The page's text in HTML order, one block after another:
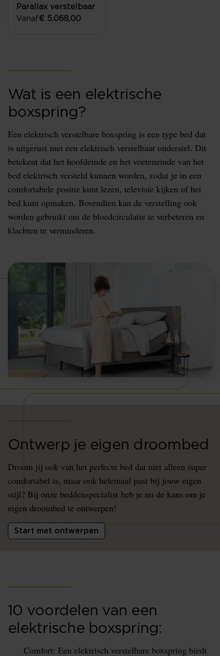
Parallax verstelbaar
Vanaf€ 5.068,00
Wat is een elektrische
boxspring?
Een elektrisch verstelbare boxspring is een type bed dat
is uitgerust met een elektrisch verstelbaar onderstel. Dit
betekent dat het hoofdeinde en het voeteneinde van het
bed elektrisch versteld kunnen worden, zodat je in een
comfortabele positie kunt lezen, televisie kijken of het
bed kunt opmaken. Bovendien kan de verstelling ook
worden gebruikt om de bloedcirculatie te verbeteren en
klachten te verminderen.
Ontwerp je eigen droombed
Droom jij ook van het perfecte bed dat niet alleen super
comfortabel is, maar ook helemaal past bij jouw eigen
stijl? Bij onze beddenspecialist heb je nu de kans om je
eigen droombed te ontwerpen!
Start met ontwerpen
10 voordelen van een
elektrische boxspring:
Comfort: Een elektrisch verstelbare boxspring biedt